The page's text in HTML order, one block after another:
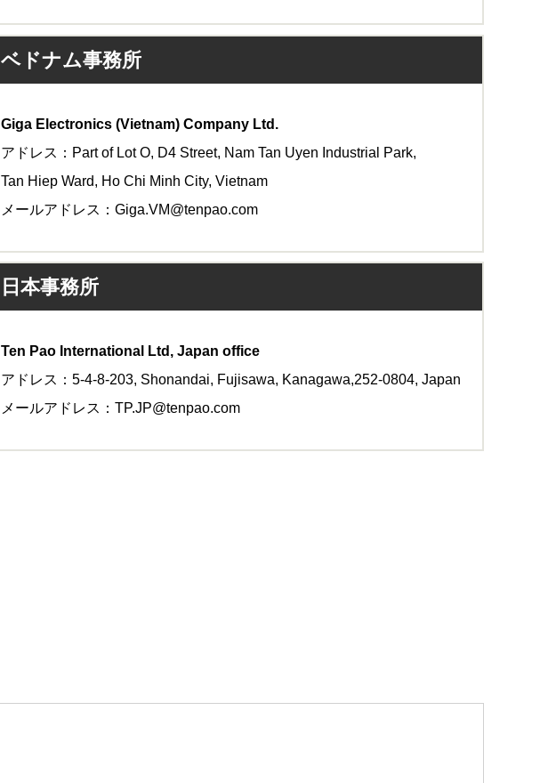
ベドナム事務所
Giga Electronics (Vietnam) Company Ltd.
アドレス：Part of Lot O, D4 Street, Nam Tan Uyen Industrial Park,
Tan Hiep Ward, Ho Chi Minh City, Vietnam
メールアドレス：Giga.VM@tenpao.com
日本事務所
Ten Pao International Ltd, Japan office
アドレス：5-4-8-203, Shonandai, Fujisawa, Kanagawa,252-0804, Japan
メールアドレス：TP.JP@tenpao.com